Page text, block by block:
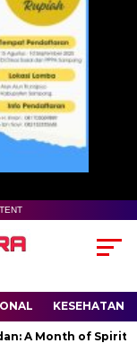
KESEHATAN
A Month of